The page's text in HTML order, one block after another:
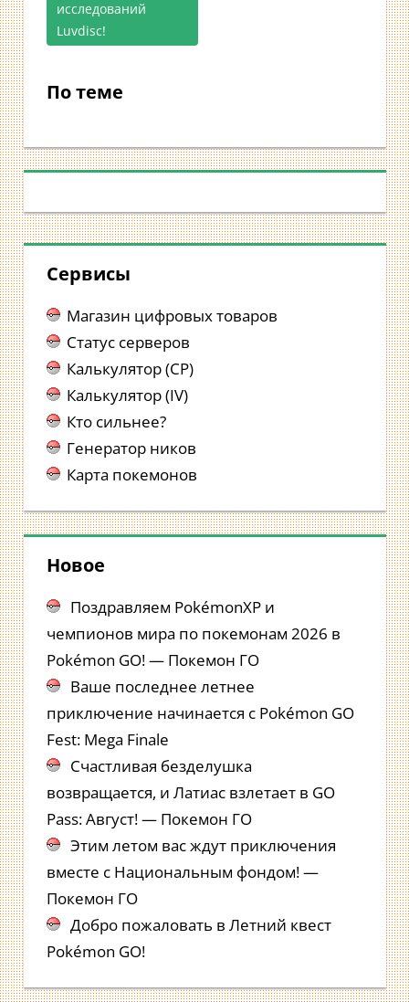
исследований
Luvdisc!
По теме
Сервисы
Магазин цифровых товаров
Статус серверов
Калькулятор (CP)
Калькулятор (IV)
Кто сильнее?
Генератор ников
Карта покемонов
Новое
Поздравляем PokémonXP и
чемпионов мира по покемонам 2026 в
Pokémon GO! — Покемон ГО
Ваше последнее летнее
приключение начинается с Pokémon GO
Fest: Mega Finale
Счастливая безделушка
возвращается, и Латиас взлетает в GO
Pass: Август! — Покемон ГО
Этим летом вас ждут приключения
вместе с Национальным фондом! —
Покемон ГО
Добро пожаловать в Летний квест
Pokémon GO!